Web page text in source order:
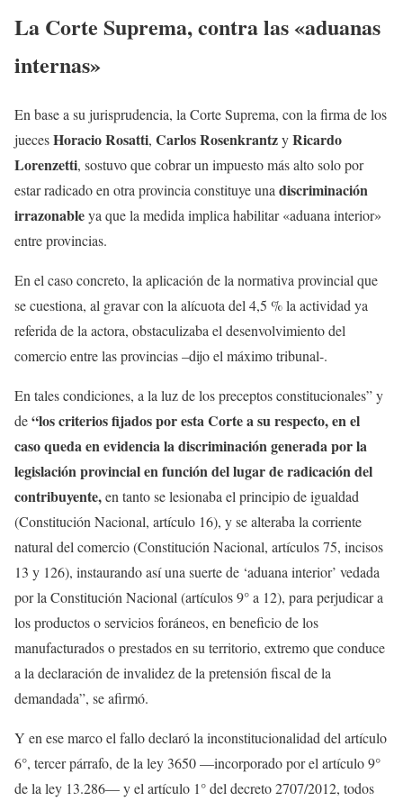
La Corte Suprema, contra las «aduanas
internas»
En base a su jurisprudencia, la Corte Suprema, con la firma de los
juecesHoracio Rosatti, Carlos RosenkrantzyRicardo
Lorenzetti, sostuvo que cobrar un impuesto más alto solo por
estar radicado en otra provincia constituye una discriminación
irrazonableya que la medida implica habilitar «aduana interior»
entre provincias.
En el caso concreto, la aplicación de la normativa provincial que
se cuestiona, al gravar con la alícuota del 4,5 % la actividad ya
referida de la actora, obstaculizaba el desenvolvimiento del
comercio entre las provincias –dijo el máximo tribunal-.
En tales condiciones, a la luz de los preceptos constitucionales” y
de“los criterios fijados por esta Corte a su respecto, en el
caso queda en evidencia la discriminación generada por la
legislación provincial en función del lugar de radicación del
contribuyente,en tanto se lesionaba el principio de igualdad
(Constitución Nacional, artículo 16), y se alteraba la corriente
natural del comercio (Constitución Nacional, artículos 75, incisos
13 y 126), instaurando así una suerte de ‘aduana interior’ vedada
por la Constitución Nacional (artículos 9° a 12), para perjudicar a
los productos o servicios foráneos, en beneficio de los
manufacturados o prestados en su territorio, extremo que conduce
a la declaración de invalidez de la pretensión fiscal de la
demandada”, se afirmó.
Y en ese marco el fallo declaró la inconstitucionalidad del artículo
6°, tercer párrafo, de la ley 3650 —incorporado por el artículo 9°
de la ley 13.286— y el artículo 1° del decreto 2707/2012, todos